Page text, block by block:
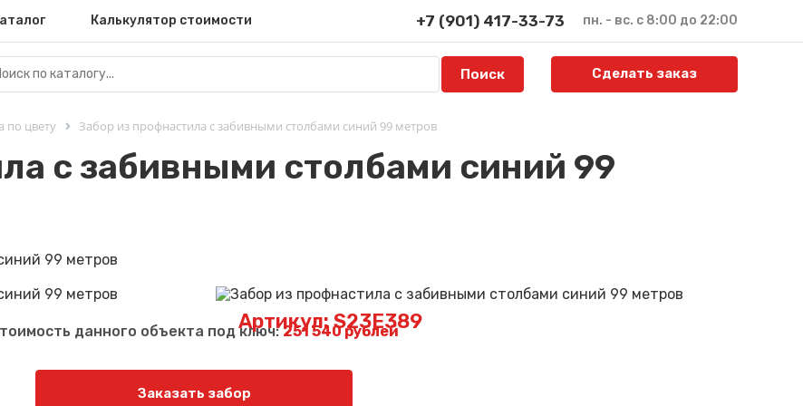
Калькулятор стоимости +7 (901) 417-33-73 пн. - вс. с 8:00 до 22:00
Сделать заказ
по цвету Забор из профнастила с забивными столбами синий 99 метров
с забивными столбами синий 99
Артикул: S23E389
данного объекта под ключ:251 540 рублей
Заказать забор